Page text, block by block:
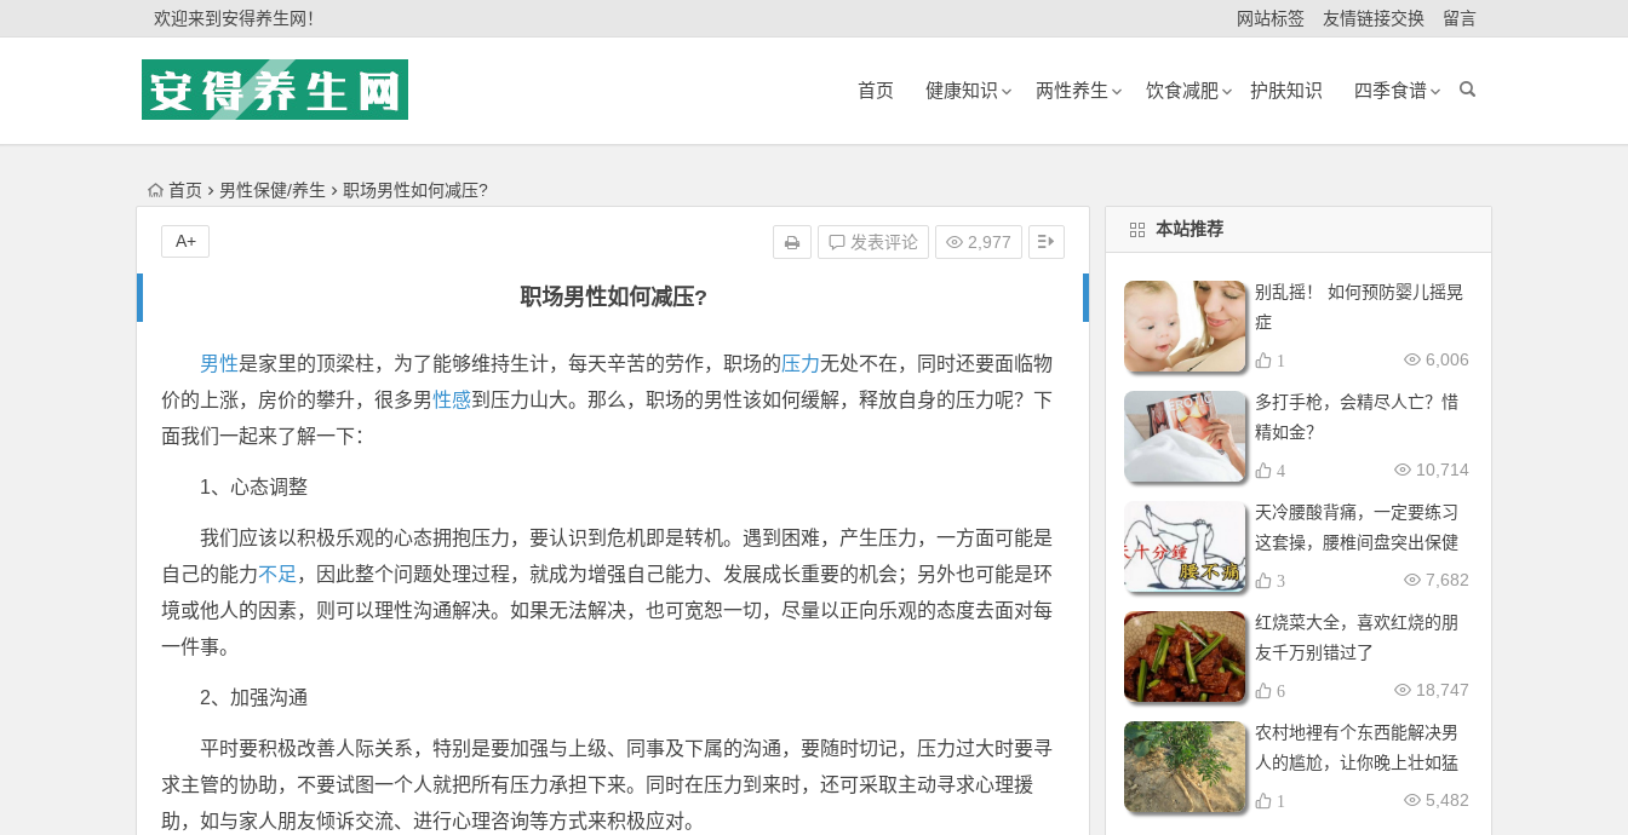
欢迎来到安得养生网！ 网站标签 友情链接交换 留言
首页 健康知识 两性养生 饮食减肥 护肤知识 四季食谱
首页 男性保健/养生 职场男性如何减压?
职场男性如何减压?
发表评论 2,977
A+
男性是家里的顶梁柱，为了能够维持生计，每天辛苦的劳作，职场的压力无处不在，同时还要面临物
价的上涨，房价的攀升，很多男性感到压力山大。那么，职场的男性该如何缓解，释放自身的压力呢？下
面我们一起来了解一下：
1、心态调整
我们应该以积极乐观的心态拥抱压力，要认识到危机即是转机。遇到困难，产生压力，一方面可能是
自己的能力不足 ，因此整个问题处理过程，就成为增强自己能力、发展成长重要的机会；另外也可能是环
境或他人的因素，则可以理性沟通解决。如果无法解决，也可宽恕一切，尽量以正向乐观的态度去面对每
一件事。
2、加强沟通
平时要积极改善人际关系，特别是要加强与上级、同事及下属的沟通，要随时切记，压力过大时要寻
求主管的协助，不要试图一个人就把所有压力承担下来。同时在压力到来时，还可采取主动寻求心理援
助，如与家人朋友倾诉交流、进行心理咨询等方式来积极应对。
本站推荐
别乱摇！ 如何预防婴儿摇晃
症
6,006
1
多打手枪，会精尽人亡？惜
精如金？
10,714
4
天冷腰酸背痛，一定要练习
这套操，腰椎间盘突出保健
操，全套收好！每天十分钟
7,682
3
红烧菜大全，喜欢红烧的朋
友千万别错过了
18,747
6
农村地裡有个东西能解决男
人的尴尬，让你晚上壮如猛
牛床受不了
5,482
1